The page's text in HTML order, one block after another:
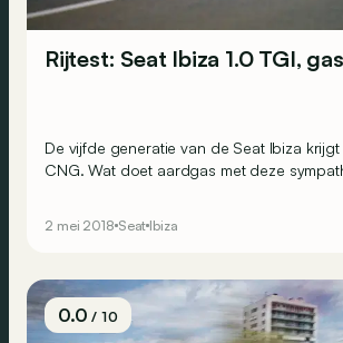
Rijtest: Seat Ibiza 1.0 TGI,
De vijfde generatie van de Seat Ibiza
CNG. Wat doet aardgas met deze
2 mei 2018 Seat Ibiza
0.0/ 10